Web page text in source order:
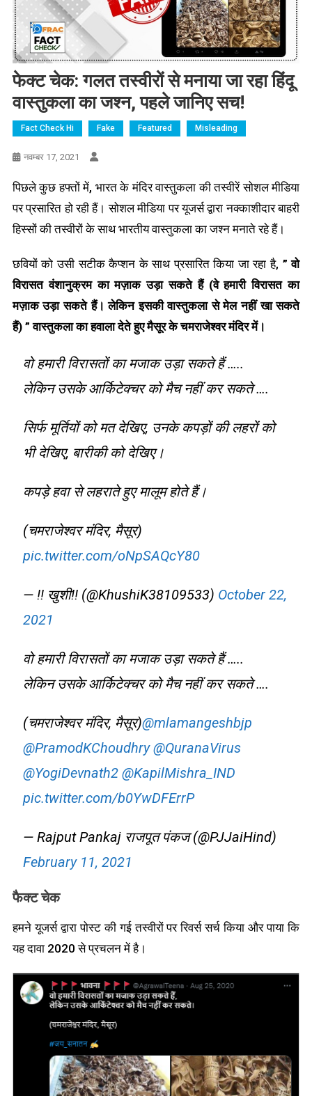
फेक्ट चेक: गलत तस्वीरों से मनाया जा रहा हिंदू
वास्तुकला का जश्न, पहले जानिए सच!
Fact Check Hi Fake Featured Misleading
नवम्बर 17, 2021
पिछले कुछ हफ्तों में, भारत के मंदिर वास्तुकला की तस्वीरें सोशल मीडिया
पर प्रसारित हो रही हैं। सोशल मीडिया पर यूजर्स द्वारा नक्काशीदार बाहरी
हिस्सों की तस्वीरों के साथ भारतीय वास्तुकला का जश्न मनाते रहे हैं।
छवियों को उसी सटीक कैप्शन के साथ प्रसारित किया जा रहा है, ” वो
विरासत वंशानुक्रम का मज़ाक उड़ा सकते हैं (वे हमारी विरासत का
मज़ाक उड़ा सकते हैं। लेकिन इसकी वास्तुकला से मेल नहीं खा सकते
हैं) ” वास्तुकला का हवाला देते हुए मैसूर के चमराजेश्वर मंदिर में।
वो हमारी विरासतों का मजाक उड़ा सकते हैं …..
लेकिन उसके आर्किटेक्चर को मैच नहीं कर सकते ….
सिर्फ मूर्तियों को मत देखिए, उनके कपड़ों की लहरों को
भी देखिए, बारीकी को देखिए।
कपड़े हवा से लहराते हुए मालूम होते हैं।
(चमराजेश्वर मंदिर, मैसूर)
pic.twitter.com/oNpSAQcY80
— ‼️ खुशी‼️ (@KhushiK38109533) October 22,
2021
वो हमारी विरासतों का मजाक उड़ा सकते हैं …..
लेकिन उसके आर्किटेक्चर को मैच नहीं कर सकते ….
(चमराजेश्वर मंदिर, मैसूर)@mlamangeshbjp
@PramodKChoudhry @QuranaVirus
@YogiDevnath2 @KapilMishra_IND
pic.twitter.com/b0YwDFErrP
— Rajput Pankaj राजपूत पंकज (@PJJaiHind)
February 11, 2021
फैक्ट चेक
हमने यूजर्स द्वारा पोस्ट की गई तस्वीरों पर रिवर्स सर्च किया और पाया कि
यह दावा 2020 से प्रचलन में है।